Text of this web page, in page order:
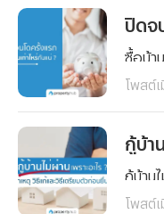
โพสต์เ
โพสต์เ